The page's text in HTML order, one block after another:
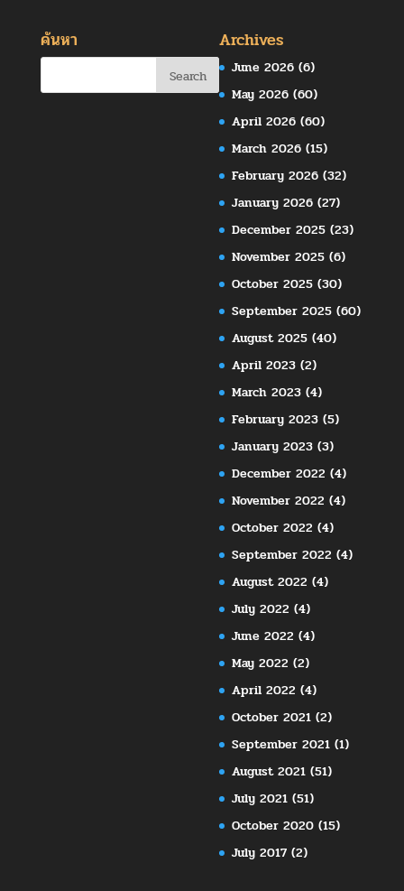
ค้นหา Archives
June 2026 (6)
May 2026 (60)
April 2026 (60)
March 2026 (15)
February 2026 (32)
January 2026 (27)
December 2025 (23)
November 2025 (6)
October 2025 (30)
September 2025 (60)
August 2025 (40)
April 2023 (2)
March 2023 (4)
February 2023 (5)
January 2023 (3)
December 2022 (4)
November 2022 (4)
October 2022 (4)
September 2022 (4)
August 2022 (4)
July 2022 (4)
June 2022 (4)
May 2022 (2)
April 2022 (4)
October 2021 (2)
September 2021 (1)
August 2021 (51)
July 2021 (51)
October 2020 (15)
July 2017 (2)